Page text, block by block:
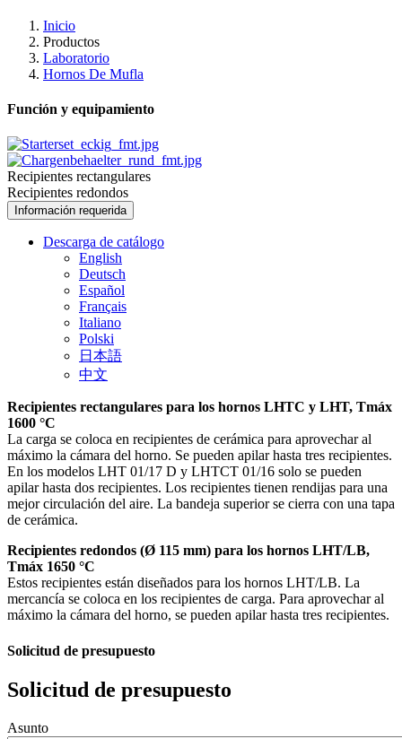
Inicio
Productos
Laboratorio
Hornos De Mufla
Función y equipamiento
Recipientes rectangulares
Recipientes redondos
Información requerida
Descarga de catálogo
English
Deutsch
Español
Français
Italiano
Polski
日本語
中文
Recipientes rectangulares para los hornos LHTC y LHT, Tmáx
1600 °C
La carga se coloca en recipientes de cerámica para aprovechar al
máximo la cámara del horno. Se pueden apilar hasta tres recipientes.
En los modelos LHT 01/17 D y LHTCT 01/16 solo se pueden
apilar hasta dos recipientes. Los recipientes tienen rendijas para una
mejor circulación del aire. La bandeja superior se cierra con una tapa
de cerámica.
Recipientes redondos (Ø 115 mm) para los hornos LHT/LB,
Tmáx 1650 °C
Estos recipientes están diseñados para los hornos LHT/LB. La
mercancía se coloca en los recipientes de carga. Para aprovechar al
máximo la cámara del horno, se pueden apilar hasta tres recipientes.
Solicitud de presupuesto
Solicitud de presupuesto
Asunto